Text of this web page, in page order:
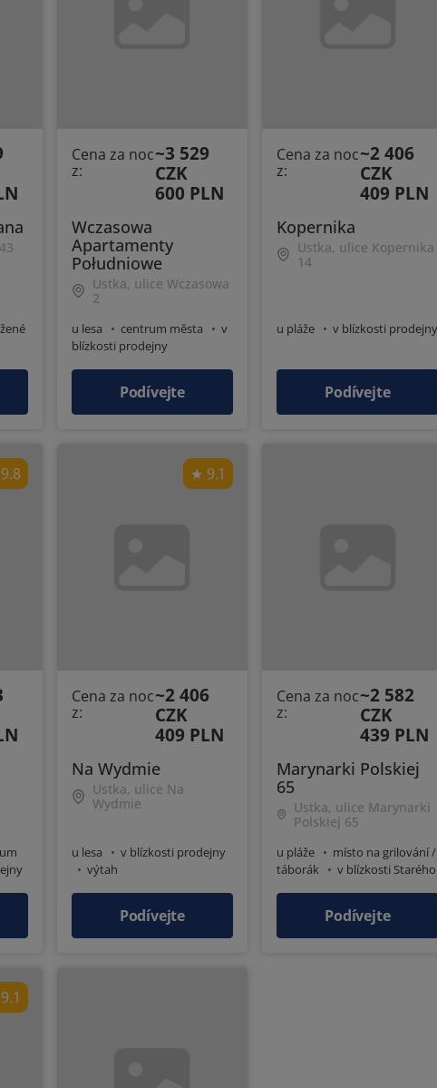
Cena za noc
z:
~3 529
CZK
600 PLN
Wczasowa
Apartamenty
Południowe
Ustka, ulice Wczasowa
2
u lesa centrum města
v
blízkosti prodejny
Podívejte
Cena za noc
z:
~2 406
CZK
409 PLN
Kopernika
Ustka, ulice Kopernika
14
u pláže v blízkosti
Podívejte
9.8 9.1
Cena za noc
z:
~2 406
CZK
409 PLN
Na Wydmie
Ustka, ulice Na
Wydmie
u lesa
v blízkosti prodejny
výtah
Podívejte
Cena za noc
z:
~2 582
CZK
439 PLN
Marynarki Polskiej
65
Ustka, ulice Marynarki
Polskiej 65
u pláže
místo na grilování /
táborák
v blízkosti Starého
Podívejte
9.1